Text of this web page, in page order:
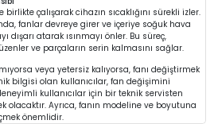
çalışarak cihazın sıcaklığını sürekli izler.
fanlar devreye girer ve içeriye soğuk hava
dışarı atarak ısınmayı önler. Bu süreç,
ve parçaların serin kalmasını sağlar.
veya yetersiz kalıyorsa, fanı değiştirmek
bilgisi olan kullanıcılar, fan değişimini
kullanıcılar için bir teknik servisten
olacaktır. Ayrıca, fanın modeline ve boyutuna
önemlidir.